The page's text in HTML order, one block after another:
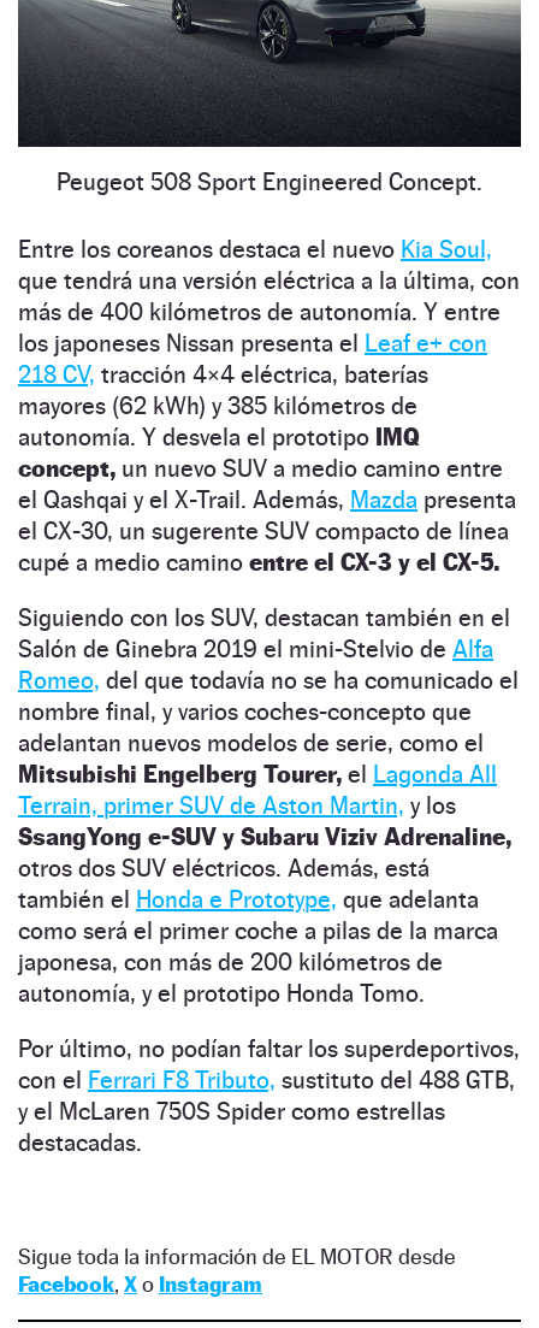
Peugeot 508 Sport Engineered Concept.
Entre los coreanos destaca el nuevo Kia Soul,
que tendrá una versión eléctrica a la última, con
más de 400 kilómetros de autonomía. Y entre
los japoneses Nissan presenta el Leaf e+ con
218 CV, tracción 4×4 eléctrica, baterías
mayores (62 kWh) y 385 kilómetros de
autonomía. Y desvela el prototipo IMQ
concept, un nuevo SUV a medio camino entre
el Qashqai y el X-Trail. Además, Mazda presenta
el CX-30, un sugerente SUV compacto de línea
cupé a medio camino entre el CX-3 y el CX-5.
Siguiendo con los SUV, destacan también en el
Salón de Ginebra 2019 el mini-Stelvio de Alfa
Romeo, del que todavía no se ha comunicado el
nombre final, y varios coches-concepto que
adelantan nuevos modelos de serie, como el
Mitsubishi Engelberg Tourer, el Lagonda All
Terrain, primer SUV de Aston Martin, y los
SsangYong e-SUV y Subaru Viziv Adrenaline,
otros dos SUV eléctricos. Además, está
también el Honda e Prototype, que adelanta
como será el primer coche a pilas de la marca
japonesa, con más de 200 kilómetros de
autonomía, y el prototipo Honda Tomo.
Por último, no podían faltar los superdeportivos,
con el Ferrari F8 Tributo, sustituto del 488 GTB,
y el McLaren 750S Spider como estrellas
destacadas.
Sigue toda la información de EL MOTOR desde
Facebook, Xo Instagram